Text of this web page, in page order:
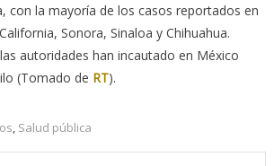
con la mayoría de los casos reportados en
Sonora, Sinaloa y Chihuahua.
autoridades han incautado en México
(Tomado de RT).
Salud pública